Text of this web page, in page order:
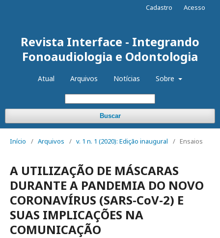
Revista Interface - Integrando
Fonoaudiologia e Odontologia
Atual Arquivos Notícias Sobre
Buscar
Cadastro Acesso
Início / Arquivos / v. 1 n. 1 (2020): Edição inaugural / Ensaios
A UTILIZAÇÃO DE MÁSCARAS
DURANTE A PANDEMIA DO NOVO
CORONAVÍRUS (SARS-CoV-2) E
SUAS IMPLICAÇÕES NA
COMUNICAÇÃO